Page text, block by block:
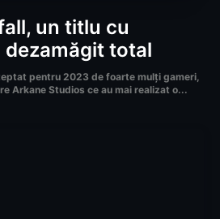
un titlu cu
total
pentru 2023 de foarte mulți gameri,
Arkane Studios ce au mai realizat o...